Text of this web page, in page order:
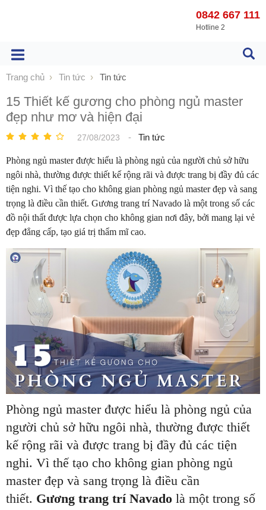
0842 667 111
Hotline 2
Trang chủ Tin tức Tin tức
15 Thiết kế gương cho phòng ngủ master
đẹp như mơ và hiện đại
27/08/2023 - Tin tức
Phòng ngủ master được hiểu là phòng ngủ của người chủ sở hữu
ngôi nhà, thường được thiết kế rộng rãi và được trang bị đầy đủ các
tiện nghi. Vì thế tạo cho không gian phòng ngủ master đẹp và sang
trọng là điều cần thiết. Gương trang trí Navado là một trong số các
đồ nội thất được lựa chọn cho không gian nơi đây, bởi mang lại vẻ
đẹp đẳng cấp, tạo giá trị thẩm mĩ cao.
Phòng ngủ master được hiểu là phòng ngủ của
người chủ sở hữu ngôi nhà, thường được thiết
kế rộng rãi và được trang bị đầy đủ các tiện
nghi. Vì thế tạo cho không gian phòng ngủ
master đẹp và sang trọng là điều cần
thiết. Gương trang trí Navado là một trong số